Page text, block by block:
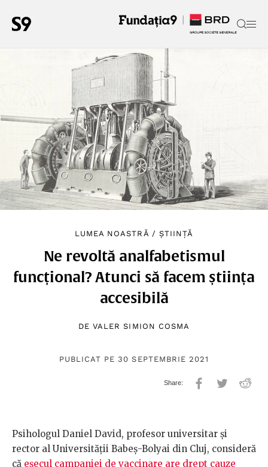
LUMEA NOASTRĂ / ȘTIINȚĂ
Ne revoltă analfabetismul
funcțional? Atunci să facem știința
accesibilă
DEVALER SIMION COSMA
PUBLICAT PE 30 SEPTEMBRIE 2021
Psihologul Daniel David, profesor universitar și
rector al Universității Babeș-Bolyai din Cluj, consideră
că eșecul campaniei de vaccinare are drept cauze